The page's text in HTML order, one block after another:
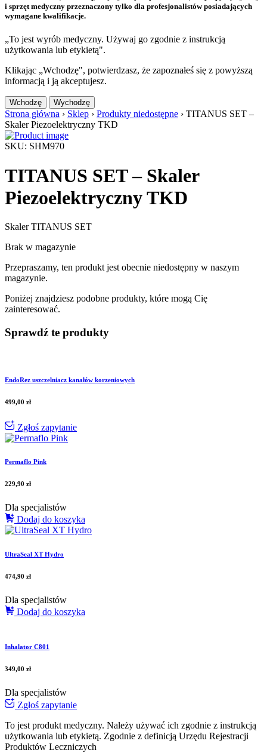
i sprzęt medyczny przeznaczony tylko dla profesjonalistów posiadających
wymagane kwalifikacje.
„To jest wyrób medyczny. Używaj go zgodnie z instrukcją
użytkowania lub etykietą".
Klikając „Wchodzę", potwierdzasz, że zapoznałeś się z powyższą
informacją i ją akceptujesz.
Wchodzę Wychodzę
Strona główna › Sklep › Produkty niedostępne › TITANUS SET –
Skaler Piezoelektryczny TKD
SKU: SHM970
TITANUS SET – Skaler
Piezoelektryczny TKD
Skaler TITANUS SET
Brak w magazynie
Przepraszamy, ten produkt jest obecnie niedostępny w naszym
magazynie.
Poniżej znajdziesz podobne produkty, które mogą Cię
zainteresować.
Sprawdź te produkty
EndoRez uszczelniacz kanałów korzeniowych
499,00 zł
Zgłoś zapytanie
Permaflo Pink
229,90 zł
Dla specjalistów
Dodaj do koszyka
UltraSeal XT Hydro
474,90 zł
Dla specjalistów
Dodaj do koszyka
Inhalator C801
349,00 zł
Dla specjalistów
Zgłoś zapytanie
To jest produkt medyczny. Należy używać ich zgodnie z instrukcją
użytkowania lub etykietą. Zgodnie z definicją Urzędu Rejestracji
Produktów Leczniczych